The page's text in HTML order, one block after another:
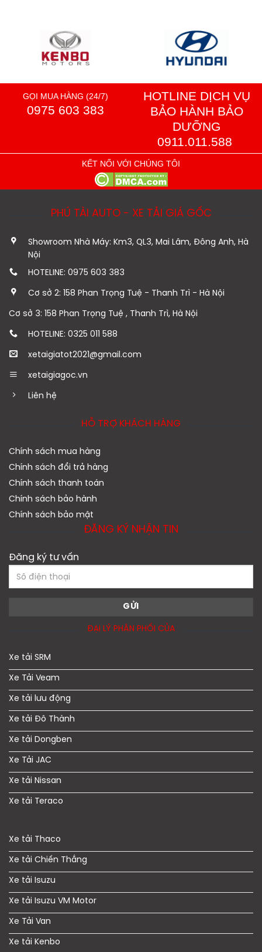
GỌI MUA HÀNG (24/7)
0975 603 383
HOTLINE DỊCH VỤ
BẢO HÀNH BẢO
DƯỠNG
0911.011.588
KẾT NỐI VỚI CHÚNG TÔI
PHÚ TÀI AUTO - XE TẢI GIÁ GỐC
Showroom Nhà Máy: Km3, QL3, Mai Lâm, Đông Anh, Hà
Nội
HOTELINE: 0975 603 383
Cơ sở 2: 158 Phan Trọng Tuệ - Thanh Trì - Hà Nội
Cơ sở 3: 158 Phan Trọng Tuệ , Thanh Trì, Hà Nội
HOTELINE: 0325 011 588
xetaigiatot2021@gmail.com
xetaigiagoc.vn
Liên hệ
HỖ TRỢ KHÁCH HÀNG
Chính sách mua hàng
Chính sách đổi trả hàng
Chính sách thanh toán
Chính sách bảo hành
Chính sách bảo mật
ĐĂNG KÝ NHẬN TIN
Đăng ký tư vấn
ĐẠI LÝ PHÂN PHỐI CỦA
Xe tải SRM
Xe Tải Veam
Xe tải lưu động
Xe tải Đô Thành
Xe tải Dongben
Xe Tải JAC
Xe tải Nissan
Xe tải Teraco
Xe tải Thaco
Xe tải Chiến Thắng
Xe tải Isuzu
Xe tải Isuzu VM Motor
Xe Tải Van
Xe tải Kenbo